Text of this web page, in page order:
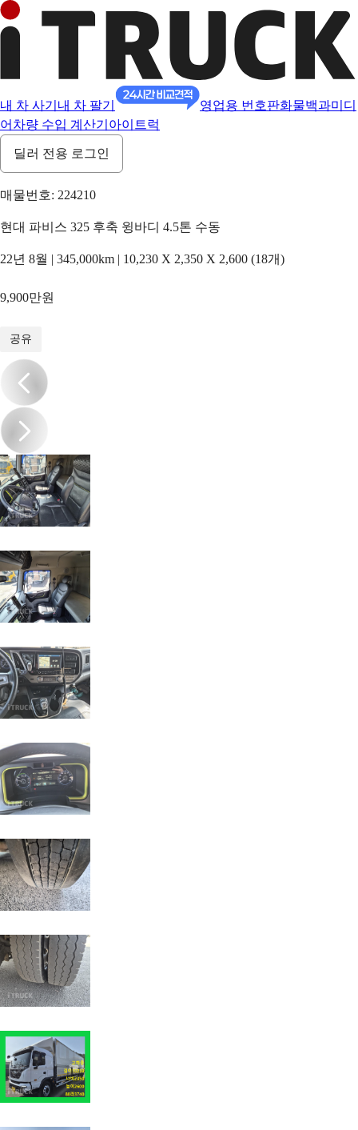
내 차 사기 내 차 팔기 영업용 번호판화물백과미디
어 차량 수입 계산기 아이트럭
딜러 전용 로그인
매물번호: 224210
현대 파비스 325 후축 윙바디 4.5톤 수동
22년 8월 | 345,000km | 10,230 X 2,350 X 2,600 (18개)
9,900만원
공유
/14